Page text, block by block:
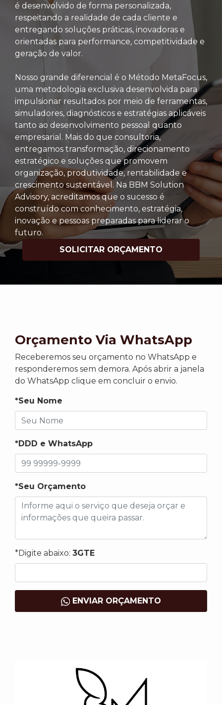
é desenvolvido de forma personalizada,
respeitando a realidade de cada cliente e
entregando soluções práticas, inovadoras e
orientadas para performance, competitividade e
geração de valor.
Nosso grande diferencial é o Método MetaFocus,
uma metodologia exclusiva desenvolvida para
impulsionar resultados por meio de ferramentas,
simuladores, diagnósticos e estratégias aplicáveis
tanto ao desenvolvimento pessoal quanto
empresarial. Mais do que consultoria,
entregamos transformação, direcionamento
estratégico e soluções que promovem
organização, produtividade, rentabilidade e
crescimento sustentável. Na BBM Solution
Advisory, acreditamos que o sucesso é
construído com conhecimento, estratégia,
inovação e pessoas preparadas para liderar o
futuro.
SOLICITAR ORÇAMENTO
Orçamento Via WhatsApp
Receberemos seu orçamento no WhatsApp e
responderemos sem demora. Após abrir a janela
do WhatsApp clique em concluir o envio.
*Seu Nome
*DDD e WhatsApp
*Seu Orçamento
*Digite abaixo: 3GTE
ENVIAR ORÇAMENTO